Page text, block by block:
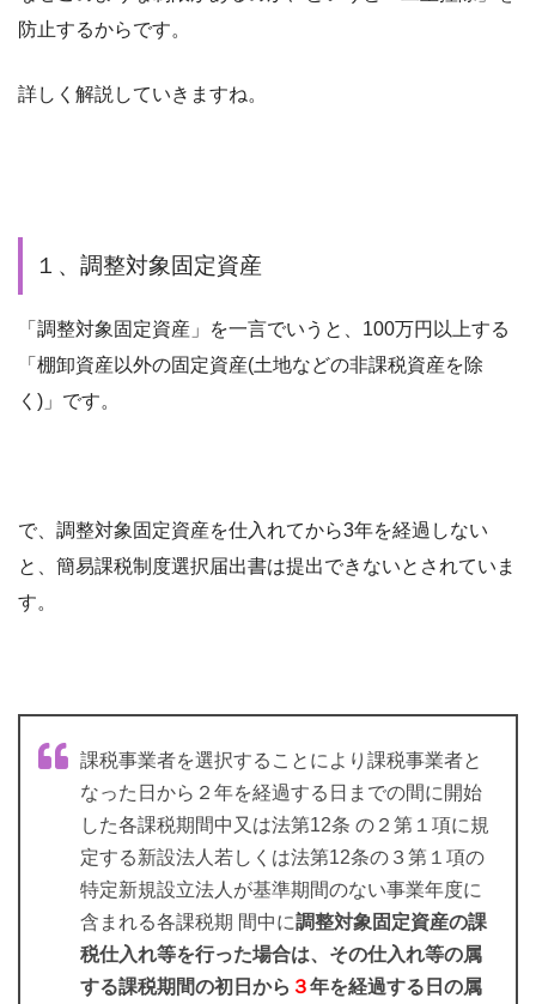
防止するからです。
詳しく解説していきますね。
１、調整対象固定資産
「調整対象固定資産」を一言でいうと、100万円以上する
「棚卸資産以外の固定資産(土地などの非課税資産を除
く)」です。
で、調整対象固定資産を仕入れてから3年を経過しない
と、簡易課税制度選択届出書は提出できないとされていま
す。
課税事業者を選択することにより課税事業者と
なった日から２年を経過する日までの間に開始
した各課税期間中又は法第12条 の２第１項に規
定する新設法人若しくは法第12条の３第１項の
特定新規設立法人が基準期間のない事業年度に
含まれる各課税期 間中に調整対象固定資産の課
税仕入れ等を行った場合は、その仕入れ等の属
する課税期間の初日から ３年を経過する日の属